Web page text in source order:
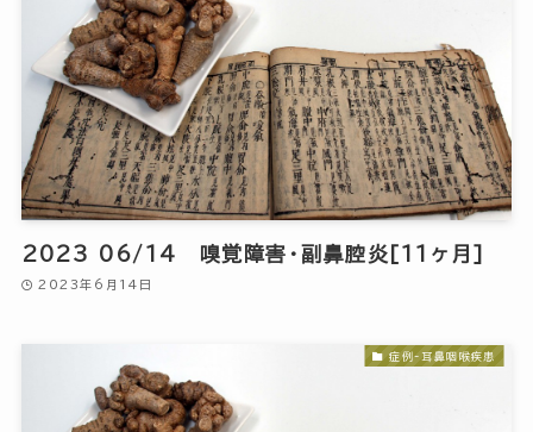
2023 06/14 嗅覚障害・副鼻腔炎[11ヶ月]
2023年6月14日
症例-耳鼻咽喉疾患